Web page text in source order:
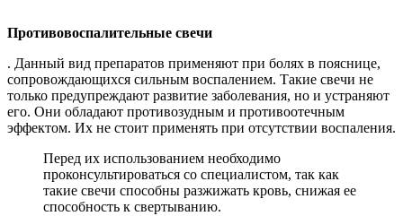
Противовоспалительные свечи
. Данный вид препаратов применяют при болях в пояснице,
сопровождающихся сильным воспалением. Такие свечи не
только предупреждают развитие заболевания, но и устраняют
его. Они обладают противозудным и противоотечным
эффектом. Их не стоит применять при отсутствии воспаления.
Перед их использованием необходимо
проконсультироваться со специалистом, так как
такие свечи способны разжижать кровь, снижая ее
способность к свертыванию.